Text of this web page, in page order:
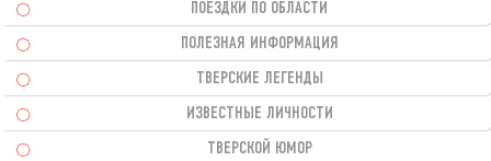
ПОЕЗДКИ ПО ОБЛАСТИ
ПОЛЕЗНАЯ ИНФОРМАЦИЯ
ТВЕРСКИЕ ЛЕГЕНДЫ
ИЗВЕСТНЫЕ ЛИЧНОСТИ
ТВЕРСКОЙ ЮМОР